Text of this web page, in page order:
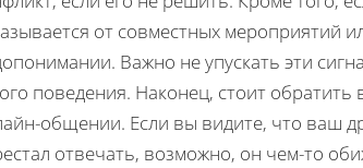
от совместных мероприятий
Важно не упускать эти
поведения. Наконец, стоит
общении. Если вы видите, что ваш
отвечать, возможно, он чем-то